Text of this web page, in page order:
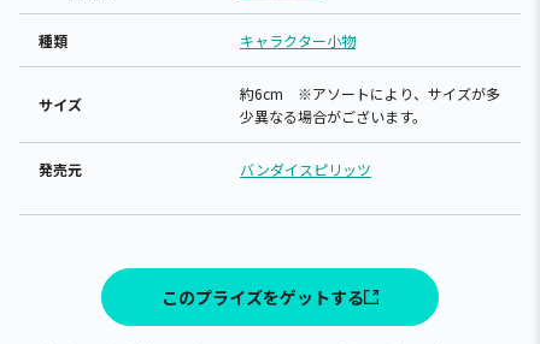
種類 キャラクター小物
サイズ
約6cm ※アソートにより、サイズが多
少異なる場合がございます。
発売元 バンダイスピリッツ
このプライズをゲットする